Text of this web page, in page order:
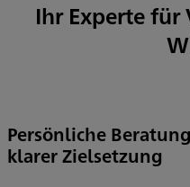
Ihr Experte für
Persönliche
klarer Zielsetzung